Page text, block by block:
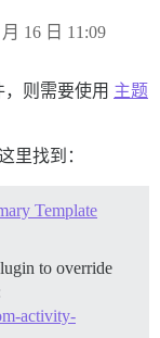
16 日 11:09
，则需要使用 主题
里找到：
Template
to override
activity-